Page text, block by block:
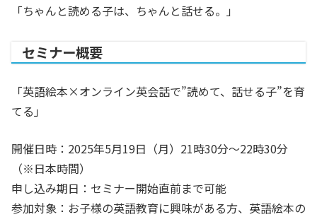
「ちゃんと読める子は、ちゃんと話せる。」
セミナー概要
「英語絵本×オンライン英会話で”読めて、話せる子”を育
てる」
開催日時：2025年5月19日（月）21時30分〜22時30分
（※日本時間）
申し込み期日：セミナー開始直前まで可能
参加対象：お子様の英語教育に興味がある方、英語絵本の